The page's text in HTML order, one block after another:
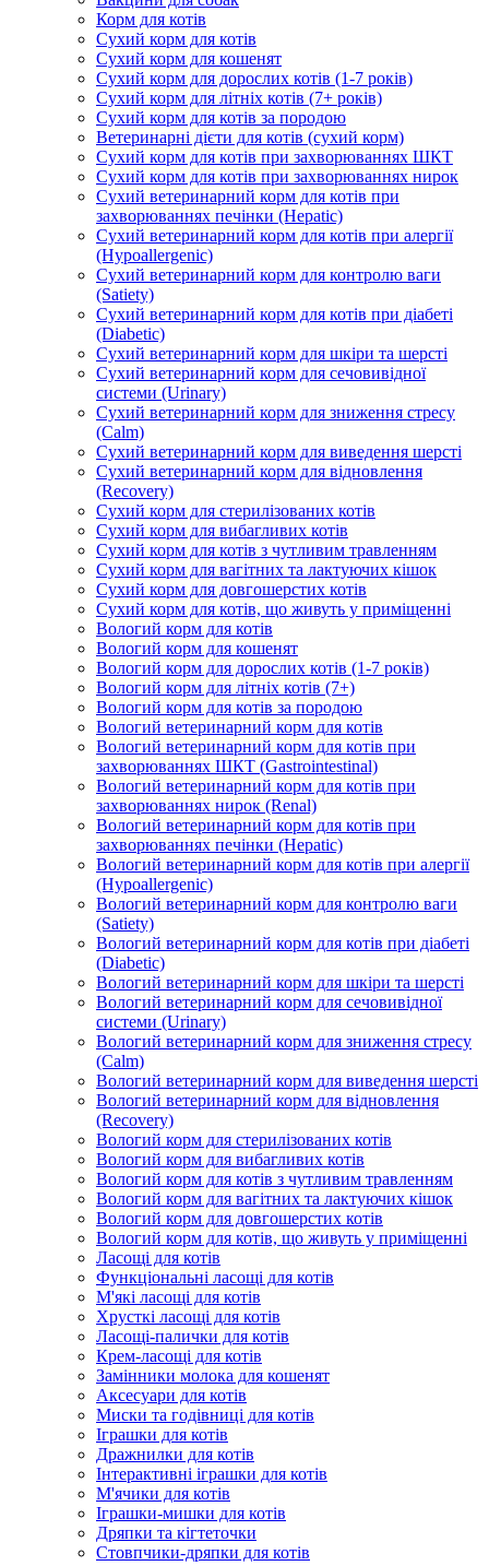
Корм для котів
Сухий корм для котів
Сухий корм для кошенят
Сухий корм для дорослих котів (1-7 років)
Сухий корм для літніх котів (7+ років)
Сухий корм для котів за породою
Ветеринарні дієти для котів (сухий корм)
Сухий корм для котів при захворюваннях ШКТ
Сухий корм для котів при захворюваннях нирок
Сухий ветеринарний корм для котів при
захворюваннях печінки (Hepatic)
Сухий ветеринарний корм для котів при алергії
(Hypoallergenic)
Сухий ветеринарний корм для контролю ваги
(Satiety)
Сухий ветеринарний корм для котів при діабеті
(Diabetic)
Сухий ветеринарний корм для шкіри та шерсті
Сухий ветеринарний корм для сечовивідної
системи (Urinary)
Сухий ветеринарний корм для зниження стресу
(Calm)
Сухий ветеринарний корм для виведення шерсті
Сухий ветеринарний корм для відновлення
(Recovery)
Сухий корм для стерилізованих котів
Сухий корм для вибагливих котів
Сухий корм для котів з чутливим травленням
Сухий корм для вагітних та лактуючих кішок
Сухий корм для довгошерстих котів
Сухий корм для котів, що живуть у приміщенні
Вологий корм для котів
Вологий корм для кошенят
Вологий корм для дорослих котів (1-7 років)
Вологий корм для літніх котів (7+)
Вологий корм для котів за породою
Вологий ветеринарний корм для котів
Вологий ветеринарний корм для котів при
захворюваннях ШКТ (Gastrointestinal)
Вологий ветеринарний корм для котів при
захворюваннях нирок (Renal)
Вологий ветеринарний корм для котів при
захворюваннях печінки (Hepatic)
Вологий ветеринарний корм для котів при алергії
(Hypoallergenic)
Вологий ветеринарний корм для контролю ваги
(Satiety)
Вологий ветеринарний корм для котів при діабеті
(Diabetic)
Вологий ветеринарний корм для шкіри та шерсті
Вологий ветеринарний корм для сечовивідної
системи (Urinary)
Вологий ветеринарний корм для зниження стресу
(Calm)
Вологий ветеринарний корм для виведення шерсті
Вологий ветеринарний корм для відновлення
(Recovery)
Вологий корм для стерилізованих котів
Вологий корм для вибагливих котів
Вологий корм для котів з чутливим травленням
Вологий корм для вагітних та лактуючих кішок
Вологий корм для довгошерстих котів
Вологий корм для котів, що живуть у приміщенні
Ласощі для котів
Функціональні ласощі для котів
М'які ласощі для котів
Хрусткі ласощі для котів
Ласощі-палички для котів
Крем-ласощі для котів
Замінники молока для кошенят
Аксесуари для котів
Миски та годівниці для котів
Іграшки для котів
Дражнилки для котів
Інтерактивні іграшки для котів
М'ячики для котів
Іграшки-мишки для котів
Дряпки та кігтеточки
Стовпчики-дряпки для котів